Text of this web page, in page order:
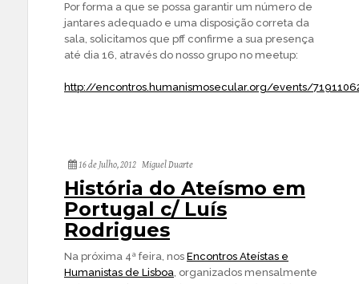
Por forma a que se possa garantir um número de
jantares adequado e uma disposição correta da
sala, solicitamos que pff confirme a sua presença
até dia 16, através do nosso grupo no meetup:
http://encontros.humanismosecular.org/events/
16 de Julho, 2012 Miguel Duarte
História do Ateísmo em
Portugal c/ Luís
Rodrigues
Na próxima 4ª feira, nos Encontros Ateístas e
Humanistas de Lisboa, organizados mensalmente